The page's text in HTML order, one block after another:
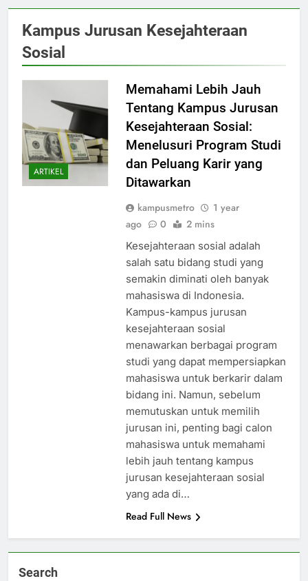
Kampus Jurusan Kesejahteraan
Sosial
ARTIKEL
Memahami Lebih Jauh
Tentang Kampus Jurusan
Kesejahteraan Sosial:
Menelusuri Program Studi
dan Peluang Karir yang
Ditawarkan
kampusmetro
1 year
ago
0 2 mins
Kesejahteraan sosial adalah
salah satu bidang studi yang
semakin diminati oleh banyak
mahasiswa di Indonesia.
Kampus-kampus jurusan
kesejahteraan sosial
menawarkan berbagai program
studi yang dapat mempersiapkan
mahasiswa untuk berkarir dalam
bidang ini. Namun, sebelum
memutuskan untuk memilih
jurusan ini, penting bagi calon
mahasiswa untuk memahami
lebih jauh tentang kampus
jurusan kesejahteraan sosial
yang ada di…
Read Full News
Search